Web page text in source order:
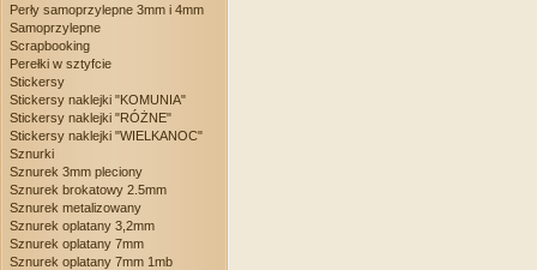
Perły samoprzylepne 3mm i 4mm
Samoprzylepne
Scrapbooking
Perełki w sztyfcie
Stickersy
Stickersy naklejki "KOMUNIA"
Stickersy naklejki "RÓŻNE"
Stickersy naklejki "WIELKANOC"
Sznurki
Sznurek 3mm pleciony
Sznurek brokatowy 2.5mm
Sznurek metalizowany
Sznurek oplatany 3,2mm
Sznurek oplatany 7mm
Sznurek oplatany 7mm 1mb